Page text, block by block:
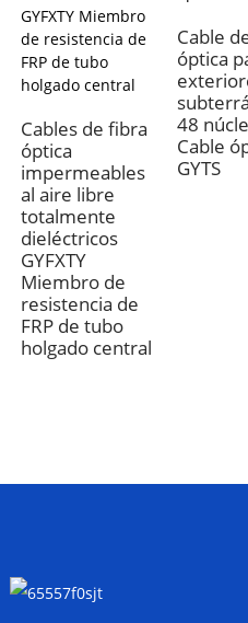
Cables de fibra
óptica
impermeables
al aire libre
totalmente
dieléctricos
GYFXTY
Miembro de
resistencia de
FRP de tubo
holgado central
Cable
óptica
48
Cable
GYTS